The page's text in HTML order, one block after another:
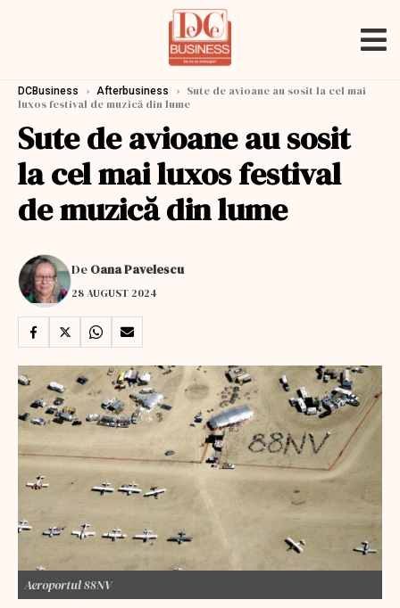
DCBusiness › Afterbusiness › Sute de avioane au sosit la cel mai
luxos festival de muzică din lume
Sute de avioane au sosit
la cel mai luxos festival
de muzică din lume
De Oana Pavelescu
28 AUGUST 2024
Aeroportul 88NV